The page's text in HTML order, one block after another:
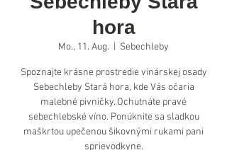
hora
Mo., 11. Aug. Sebechleby
Spoznajte krásne prostredie vinárskej osady
Sebechleby Stará hora, kde Vás očaria
malebné pivničky. Ochutnáte pravé
sebechlebské víno. Ponúknite sa sladkou
maškrtou upečenou šikovnými rukami pani
sprievodkyne.